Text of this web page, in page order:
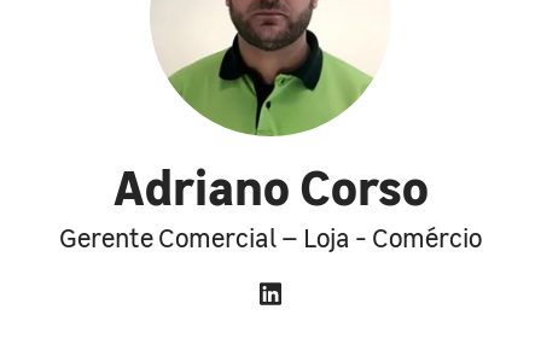
Adriano Corso
Gerente Comercial – Loja - Comércio